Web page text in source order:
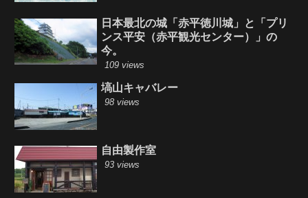
日本最北の城「赤平徳川城」と「プリ
ンス平安（赤平観光センター）」の
今。
109 views
塙山キャバレー
98 views
自由製作室
93 views